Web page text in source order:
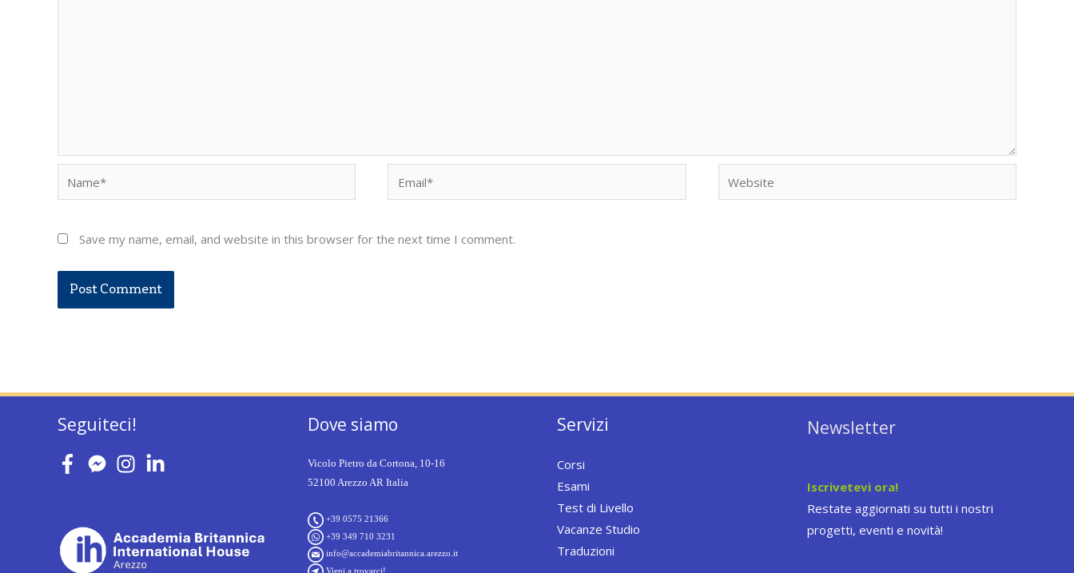
Save my name, email, and website in this browser for the next time I comment.
Seguiteci! Dove siamo
Vicolo Pietro da Cortona, 10-16
52100 Arezzo AR Italia
+39 0575 21366
+39 349 710 3231
info@accademiabritannica.arezzo.it
Vieni a trovarci!
Servizi
Corsi
Esami
Test di Livello
Vacanze Studio
Traduzioni
Newsletter
Iscrivetevi ora!
Restate aggiornati su tutti i nostri
progetti, eventi e novità!